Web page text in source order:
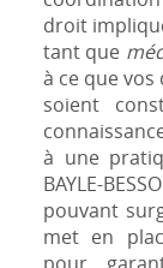
droit
tant que
à ce que
soient
à une
BAYLE-
pouvant
met en